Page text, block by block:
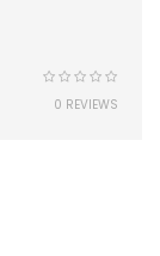
0 REVIEWS